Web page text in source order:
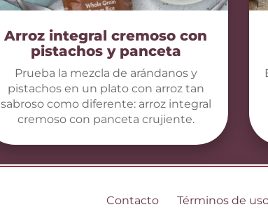
Arroz integral cremoso con
pistachos y panceta
Prueba la mezcla de arándanos y
pistachos en un plato con arroz tan
sabroso como diferente: arroz integral
cremoso con panceta crujiente.
Contacto Términos de